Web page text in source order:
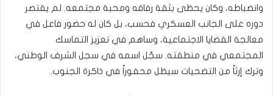
وانضباطه، وكان يحظى بثقة رفاقه ومحبة مجتمعه. لم يقتصر
دوره على الجانب العسكري فحسب، بل كان له حضور فاعل في
معالجة القضايا الاجتماعية، وساهم في تعزيز التماسك
المجتمعي في منطقته. سجّل اسمه في سجل الشرف الوطني،
وترك إرثاً من التضحيات سيظل محفوراً في ذاكرة الجنوب.